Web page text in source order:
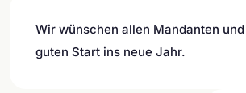
Wir wünschen allen Mandanten
guten Start ins neue Jahr.